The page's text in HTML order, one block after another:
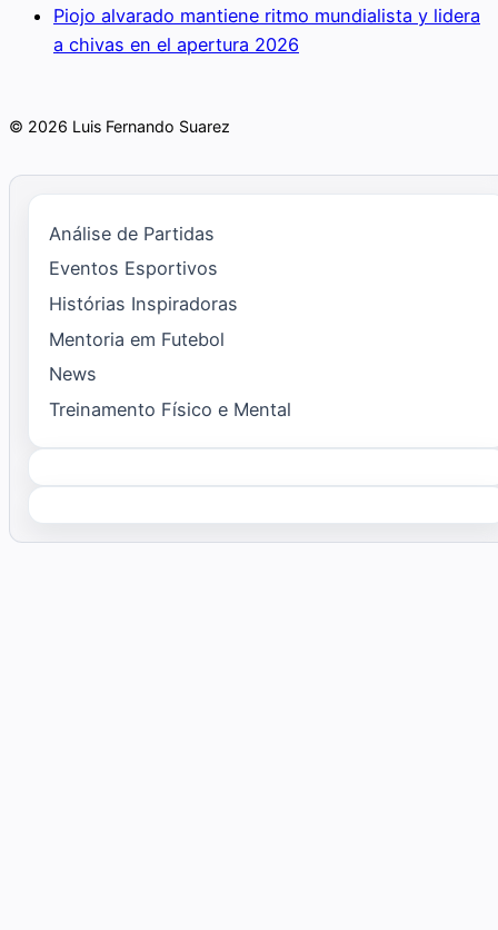
Piojo alvarado mantiene ritmo mundialista y lidera
a chivas en el apertura 2026
© 2026 Luis Fernando Suarez
Análise de Partidas
Eventos Esportivos
Histórias Inspiradoras
Mentoria em Futebol
News
Treinamento Físico e Mental